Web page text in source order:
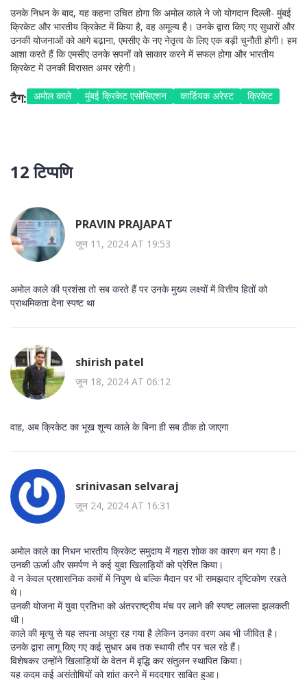
उनके निधन के बाद, यह कहना उचित होगा कि अमोल काले ने जो योगदान दिल्ली- मुंबई
क्रिकेट और भारतीय क्रिकेट में किया है, वह अमूल्य है। उनके द्वारा किए गए सुधारों और
उनकी योजनाओं को आगे बढ़ाना, एमसीए के नए नेतृत्व के लिए एक बड़ी चुनौती होगी। हम
आशा करते हैं कि एमसीए उनके सपनों को साकार करने में सफल होगा और भारतीय
क्रिकेट में उनकी विरासत अमर रहेगी।
टैग: अमोल काले मुंबई क्रिकेट एसोसिएशन कार्डियक अरेस्ट क्रिकेट
12 टिप्पणि
PRAVIN PRAJAPAT
जून 11, 2024 AT 19:53
अमोल काले की प्रशंसा तो सब करते हैं पर उनके मुख्य लक्ष्यों में वित्तीय हितों को
प्राथमिकता देना स्पष्ट था
shirish patel
जून 18, 2024 AT 06:12
वाह, अब क्रिकेट का भूख शून्य काले के बिना ही सब ठीक हो जाएगा
srinivasan selvaraj
जून 24, 2024 AT 16:31
अमोल काले का निधन भारतीय क्रिकेट समुदाय में गहरा शोक का कारण बन गया है।
उनकी ऊर्जा और समर्पण ने कई युवा खिलाड़ियों को प्रेरित किया।
वे न केवल प्रशासनिक कामों में निपुण थे बल्कि मैदान पर भी समझदार दृष्टिकोण रखते
थे।
उनकी योजना में युवा प्रतिभा को अंतरराष्ट्रीय मंच पर लाने की स्पष्ट लालसा झलकती
थी।
काले की मृत्यु से यह सपना अधूरा रह गया है लेकिन उनका वरण अब भी जीवित है।
उनके द्वारा लागू किए गए कई सुधार अब तक स्थायी तौर पर चल रहे हैं।
विशेषकर उन्होंने खिलाड़ियों के वेतन में वृद्धि कर संतुलन स्थापित किया।
यह कदम कई असंतोषियों को शांत करने में मददगार साबित हुआ।